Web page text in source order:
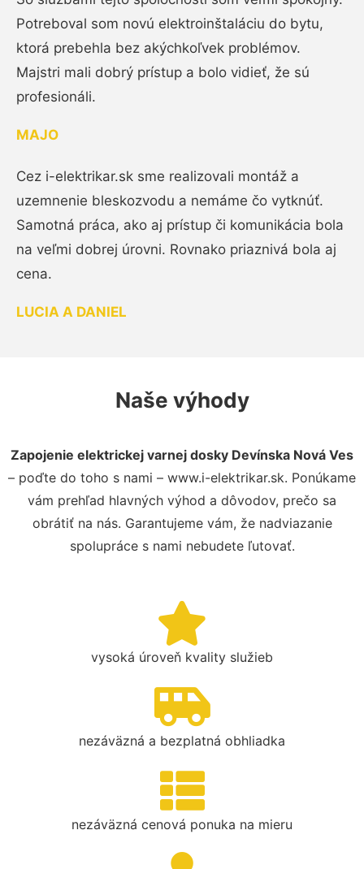
Potreboval som novú elektroinštaláciu do bytu,
ktorá prebehla bez akýchkoľvek problémov.
Majstri mali dobrý prístup a bolo vidieť, že sú
profesionáli.
MAJO
Cez i-elektrikar.sk sme realizovali montáž a
uzemnenie bleskozvodu a nemáme čo vytknúť.
Samotná práca, ako aj prístup či komunikácia bola
na veľmi dobrej úrovni. Rovnako priaznivá bola aj
cena.
LUCIA A DANIEL
Naše výhody
Zapojenie elektrickej varnej dosky Devínska Nová Ves
– poďte do toho s nami – www.i-elektrikar.sk. Ponúkame
vám prehľad hlavných výhod a dôvodov, prečo sa
obrátiť na nás. Garantujeme vám, že nadviazanie
spolupráce s nami nebudete ľutovať.
vysoká úroveň kvality služieb
nezáväzná a bezplatná obhliadka
nezáväzná cenová ponuka na mieru